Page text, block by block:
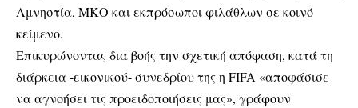
Αμνηστία, ΜΚΟ και εκπρόσωποι φιλάθλων σε κοινό
κείμενο.
Επικυρώνοντας δια βοής την σχετική απόφαση, κατά τη
διάρκεια -εικονικού- συνεδρίου της η FIFA «αποφάσισε
να αγνοήσει τις προειδοποιήσεις μας», γράφουν